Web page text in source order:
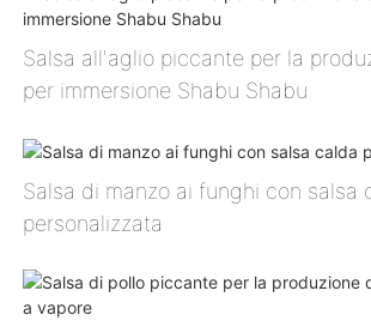
Salsa all'aglio piccante per la
per immersione Shabu Shabu
Salsa di manzo ai funghi con salsa
personalizzata